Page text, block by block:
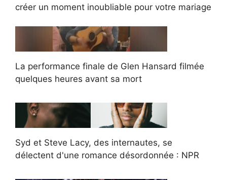
créer un moment inoubliable pour votre mariage
La performance finale de Glen Hansard filmée
quelques heures avant sa mort
Syd et Steve Lacy, des internautes, se
délectent d'une romance désordonnée : NPR